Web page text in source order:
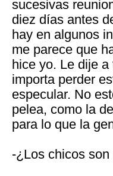
sucesivas
diez días antes
hay en algunos
me parece que
hice yo. Le dije
importa perder
especular. No
pelea, como la
para lo que la
-¿Los chicos